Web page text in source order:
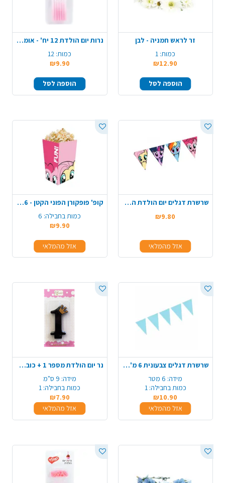
זר לראש חמניה - לבן
כמות: 1
₪12.90
הוספה לסל
נרות יום הולדת 12 יח' - אומברה ורוד
כמות: 12
₪9.90
הוספה לסל
שרשרת דגלים יום הולדת הפוני הקטן שלי
₪9.80
אזל מהמלאי
קופ' פופקורן הפוני הקטן - 6 יח'
כמות בחבילה: 6
₪9.90
אזל מהמלאי
שרשרת דגלים צבעונית 6 מ' - תכלת
מידה: 6 מטר
כמות בחבילה: 1
₪10.90
אזל מהמלאי
נר יום הולדת מספר 1 + כובע כתר - שחור מט
מידה: 9 ס"מ
כמות בחבילה: 1
₪7.90
אזל מהמלאי